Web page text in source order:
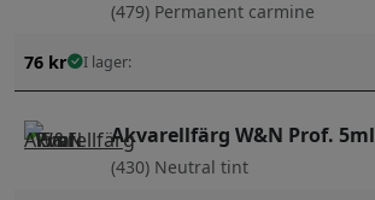
(479) Permanent carmine
76 kr I lager:
Akvarellfärg W&N Prof. 5ml
(430) Neutral tint